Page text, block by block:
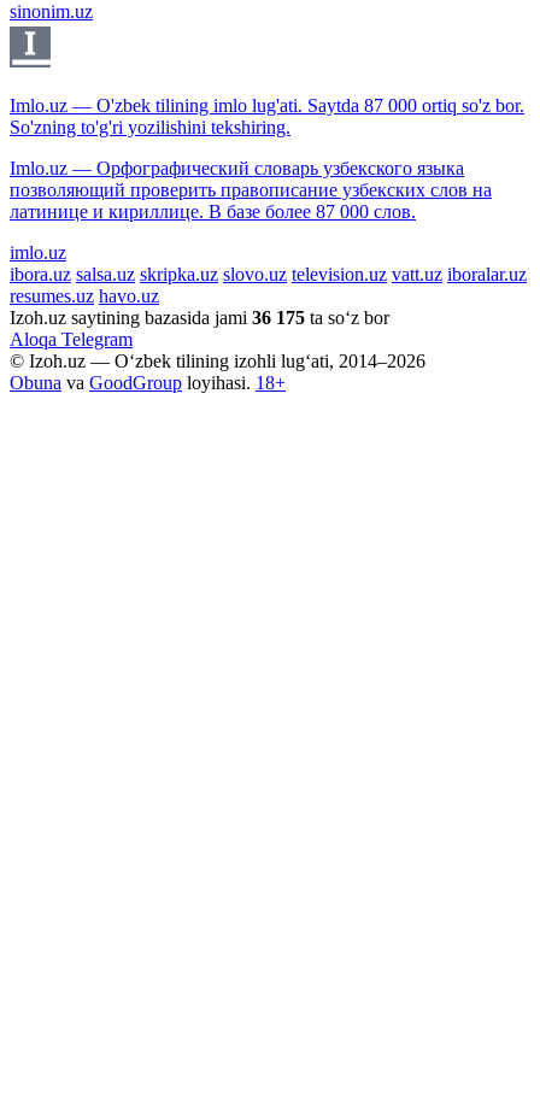
sinonim.uz
Imlo.uz — O'zbek tilining imlo lug'ati. Saytda 87 000 ortiq so'z bor.
So'zning to'g'ri yozilishini tekshiring.
Imlo.uz — Орфографический словарь узбекского языка
позволяющий проверить правописание узбекских слов на
латинице и кириллице. В базе более 87 000 слов.
imlo.uz
ibora.uz salsa.uz skripka.uz slovo.uz television.uz vatt.uz iboralar.uz
resumes.uz havo.uz
Izoh.uz saytining bazasida jami 36 175 ta so‘z bor
Aloqa Telegram
© Izoh.uz — O‘zbek tilining izohli lug‘ati, 2014–2026
Obuna va GoodGroup loyihasi. 18+